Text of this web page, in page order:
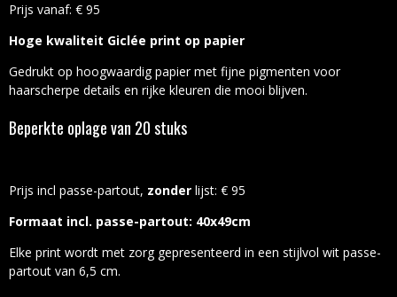
Prijs vanaf: € 95
Hoge kwaliteit Giclée print op papier
Gedrukt op hoogwaardig papier met fijne pigmenten voor
haarscherpe details en rijke kleuren die mooi blijven.
Beperkte oplage van 20 stuks
Prijs incl passe-partout, zonder lijst: € 95
Formaat incl. passe-partout: 40x49cm
Elke print wordt met zorg gepresenteerd in een stijlvol wit passe-
partout van 6,5 cm.